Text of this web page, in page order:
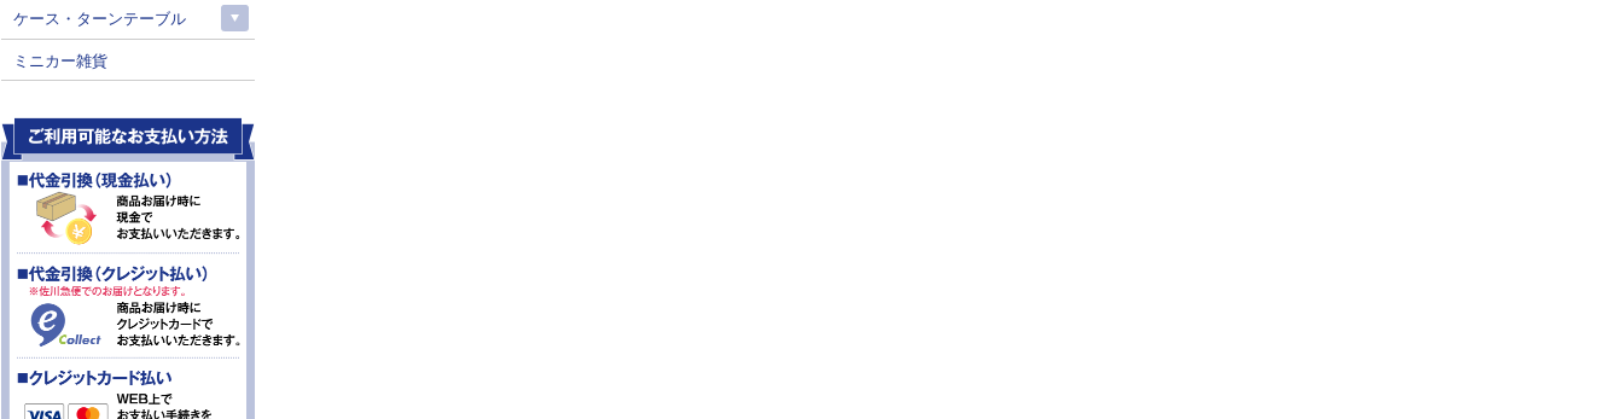
ケース・ターンテーブル
ミニカー雑貨